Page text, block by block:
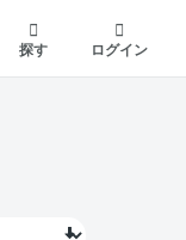
探す ログイン